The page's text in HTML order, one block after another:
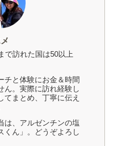
で訪れた国は50以上
チと体験にお金＆時間
ん。実際に訪れ経験し
てまとめ、丁寧に伝え
は、アルゼンチンの塩
くん」。どうぞよろし